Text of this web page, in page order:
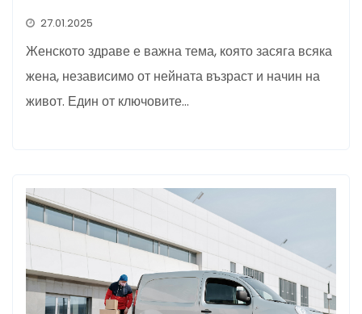
27.01.2025
Женското здраве е важна тема, която засяга всяка
жена, независимо от нейната възраст и начин на
живот. Един от ключовите…